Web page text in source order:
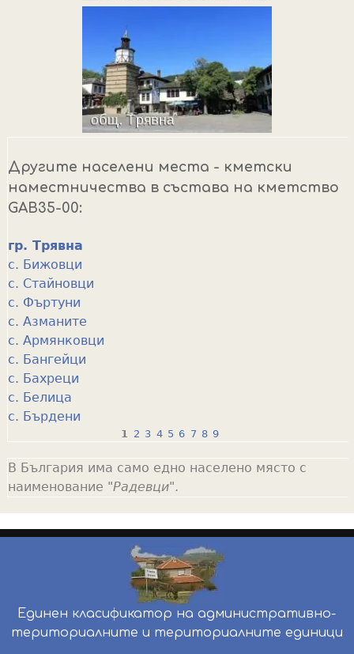
Другите населени места - кметски
наместничества в състава на кметство
GAB35-00:
гр. Трявна
с. Бижовци
с. Стайновци
с. Фъртуни
с. Азманите
с. Армянковци
с. Бангейци
с. Бахреци
с. Белица
с. Бърдени
a
g
e
1 2 3 4 5 6 7 8 9
В България има само едно населено място с
наименование "Радевци".
Единен класификатор на административно-
териториалните и териториалните единици